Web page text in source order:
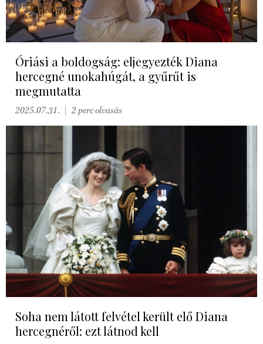
Óriási a boldogság: eljegyezték Diana
hercegné unokahúgát, a gyűrűt is
megmutatta
2025.07.31. 2 perc olvasás
Soha nem látott felvétel került elő Diana
hercegnéről: ezt látnod kell